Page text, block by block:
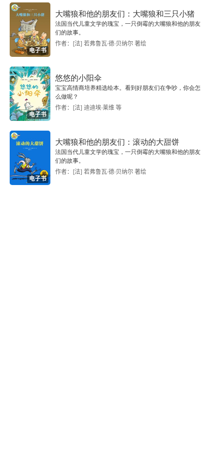
伯罗奔尼撒战争
古希腊“三贤”
孔雀王朝与阿育王
第三章 争霸与发展
三次布匿战争
安息帝国
四次马其顿战争
电子书
大嘴狼和他的朋友们：大嘴狼和三只小猪
法国当代儿童文学的瑰宝，一只倒霉的大嘴狼和他的朋友
们的故事。
作者：[法] 若弗鲁瓦·德·贝纳尔 著绘
电子书
悠悠的小阳伞
宝宝高情商培养精选绘本。看到好朋友们在争吵，你会怎
么做呢？
作者：[法] 迪迪埃·莱维 等
电子书
大嘴狼和他的朋友们：滚动的大甜饼
法国当代儿童文学的瑰宝，一只倒霉的大嘴狼和他的朋友
们的故事。
作者：[法] 若弗鲁瓦·德·贝纳尔 著绘